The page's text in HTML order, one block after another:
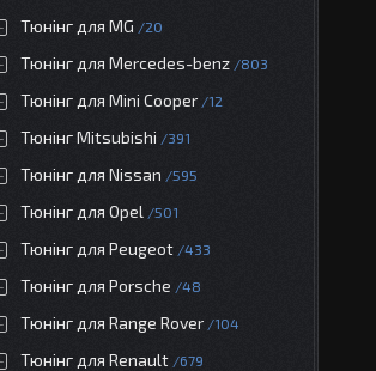
Тюнінг для MG 20
Тюнінг для Mercedes-benz 803
Тюнінг для Mini Cooper 12
Тюнінг Mitsubishi 391
Тюнінг для Nissan 595
Тюнінг для Opel 501
Тюнінг для Peugeot 433
Тюнінг для Porsche 48
Тюнінг для Range Rover 104
Тюнінг для Renault 679